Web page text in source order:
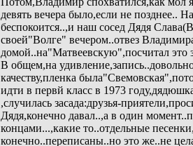
девять вечера было,если не позднее..
беспокоится..,и наш сосед Дядя
своей"Волге" вечером..отвез
домой..на"Матвеевскую",посчитал это
В общем,на
качеству,пленка
идти в первй класс в 1973
,случилась засада:друзья-
Дядя,конечно давал..,а в один
концами...,какие то..отдельные
конечно..переписаны..но это же..не